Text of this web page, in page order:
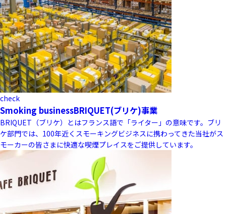
check
Smoking businessBRIQUET(ブリケ)事業
BRIQUET（ブリケ）とはフランス語で「ライター」の意味です。ブリ
ケ部門では、100年近くスモーキングビジネスに携わってきた当社がス
モーカーの皆さまに快適な喫煙プレイスをご提供しています。